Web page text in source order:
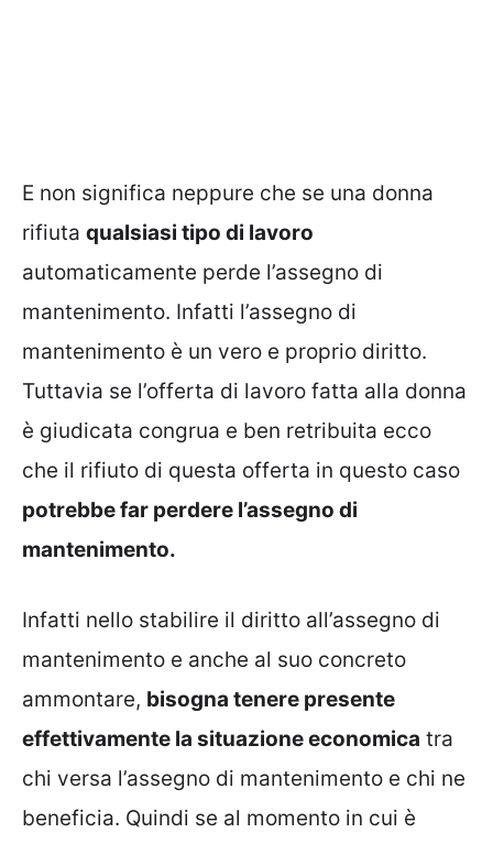
E non significa neppure che se una donna
rifiuta qualsiasi tipo di lavoro
automaticamente perde l’assegno di
mantenimento. Infatti l’assegno di
mantenimento è un vero e proprio diritto.
Tuttavia se l’offerta di lavoro fatta alla donna
è giudicata congrua e ben retribuita ecco
che il rifiuto di questa offerta in questo caso
potrebbe far perdere l’assegno di
mantenimento.
Infatti nello stabilire il diritto all’assegno di
mantenimento e anche al suo concreto
ammontare, bisogna tenere presente
effettivamente la situazione economica tra
chi versa l’assegno di mantenimento e chi ne
beneficia. Quindi se al momento in cui è